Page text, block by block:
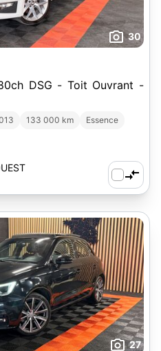
30
DSG - Toit Ouvrant -
133 000 km
Essence
27